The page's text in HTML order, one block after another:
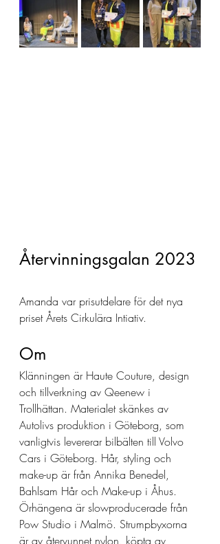
Återvinningsgalan 2023
Amanda var prisutdelare för det nya
priset Årets Cirkulära Intiativ.
Om
Klänningen är Haute Couture, design
och tillverkning av Qeenew i
Trollhättan. Materialet skänkes av
Autolivs produktion i Göteborg, som
vanligtvis levererar bilbälten till Volvo
Cars i Göteborg. Hår, styling och
make-up är från Annika Benedel,
Bahlsam Hår och Make-up i Åhus.
Örhängena är slowproducerade från
Pow Studio i Malmö. Strumpbyxorna
är av återvunnet nylon, köpta av